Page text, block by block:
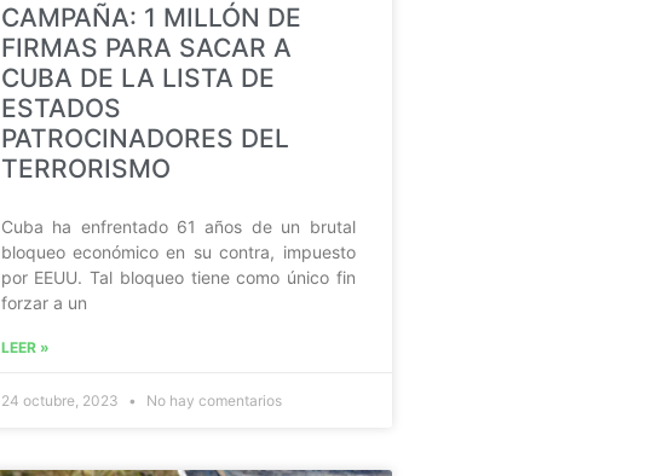
CAMPAÑA: 1 MILLÓN DE
FIRMAS PARA SACAR A
CUBA DE LA LISTA DE
ESTADOS
PATROCINADORES DEL
TERRORISMO
Cuba ha enfrentado 61 años de un brutal
bloqueo económico en su contra, impuesto
por EEUU. Tal bloqueo tiene como único fin
forzar a un
LEER »
24 octubre, 2023 No hay comentarios